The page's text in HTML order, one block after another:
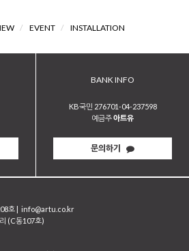
/ EVENT / INSTALLATION
BANK INFO
KB국민 276701-04-237598
예금주아트유
문의하기
호 | info@artu.co.kr
(C동107호)